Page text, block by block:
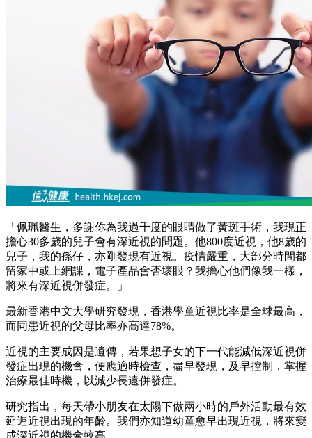
「佩珮醫生，多謝你為我過千度的眼睛做了黃斑手術，我現正
擔心30多歲的兒子會有深近視的問題。他800度近視，他8歲的
兒子，我的孫仔，亦剛發現有近視。疫情嚴重，大部分時間都
留家中或上網課，電子產品會否壞眼？我擔心他們像我一樣，
將來有深近視併發症。」
最新香港中文大學研究發現，香港學童近視比率是全球最高，
而同患近視的父母比率亦高達78%。
近視的主要成因是遺傳，若果想子女的下一代能減低深近視併
發症出現的機會，便應適時檢查，盡早發現，及早控制，掌握
治療最佳時機，以減少長遠併發症。
研究指出，每天帶小朋友在太陽下做兩小時的戶外活動最有效
延遲近視出現的年齡。我們亦知道幼童愈早出現近視，將來變